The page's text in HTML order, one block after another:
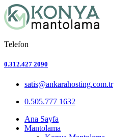
Telefon
0.312.427 2090
satis@ankarahosting.com.tr
0.505.777 1632
Ana Sayfa
Mantolama